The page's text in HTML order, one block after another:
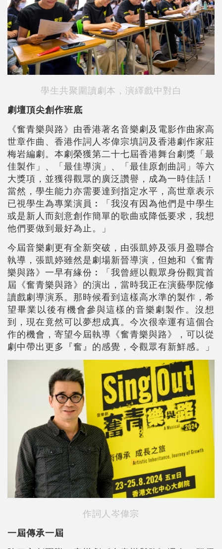
學生共聚圍讀劇本，演繹戲中對白
劇壇頂尖創作班底
《奮青樂與路》由香港著名音樂劇及電影作曲家高
世章作曲、香港作詞人岑偉宗填詞及香港劇作家莊
梅岩編劇。本劇榮獲第二十七屆香港舞台劇獎「最
佳製作」、「最佳導演」、「最佳原創曲詞」等六
大獎項，並獲得觀眾的廣泛讚譽，成為一時佳話！
當然，學生能力亦需要達到指定水平，高世章表示
已視學生為專業演員︰「我沒有因為他們是中學生
或是新人而刻意創作簡單的歌曲或降低要求，我想
他們要做到最好為止。」
今屆音樂劇更有全新突破，由張凱婷及張月盈聯合
執導，張凱婷雖然是劇場新晉導演，但她和《奮青
樂與路》一早有緣份︰「我曾經以觀眾身份觀賞首
屆《奮青樂與路》的演出，當時我正在演藝學院修
讀戲劇導演系。那時候看到這樣高水準的製作，希
望畢業以後有機會參與這樣的音樂劇製作。沒想
到，現在竟然可以夢想成真。今次很幸運有這個合
作的機會，寄望今屆執導《奮青樂與路》，可以從
劇中帶出更多『奮』的感覺，令觀眾有新鮮感。」
作詞人岑偉宗
一屆傳承一屆